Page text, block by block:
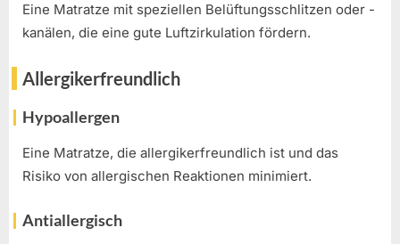
Eine Matratze mit speziellen Belüftungsschlitzen oder -
kanälen, die eine gute Luftzirkulation fördern.
Allergikerfreundlich
Hypoallergen
Eine Matratze, die allergikerfreundlich ist und das
Risiko von allergischen Reaktionen minimiert.
Antiallergisch